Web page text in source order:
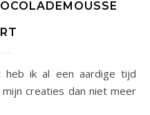
mijn creaties dan niet meer